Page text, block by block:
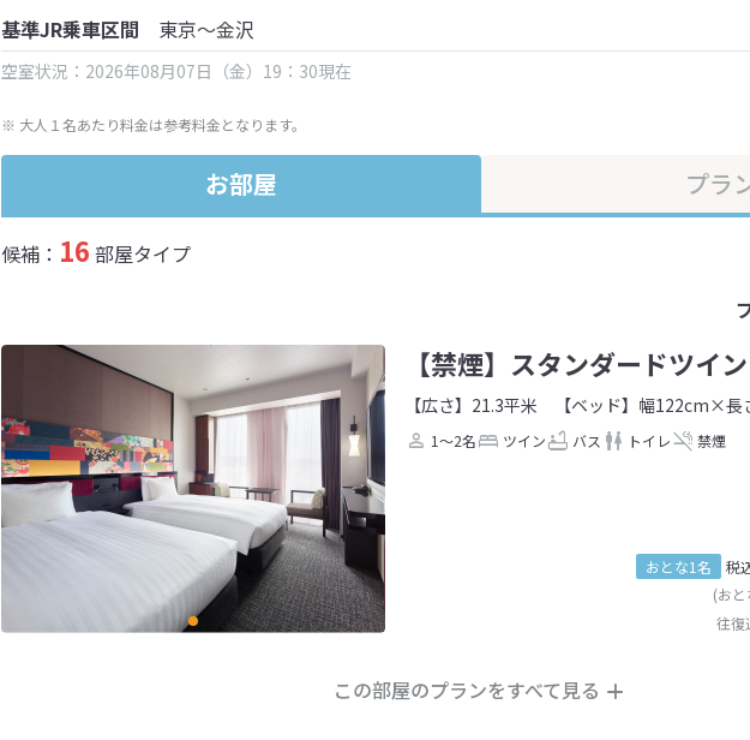
基準JR乗車区間 東京～金沢
空室状況：2026年08月07日（金）19：30現在
※ 大人１名あたり料金は参考料金となります。
お部屋 プラ
候補： 16 部屋タイプ
【禁煙】スタンダードツイン
【広さ】21.3平米 【ベッド】幅122cm×長
1～2名 ツイン バス トイレ 禁煙
おとな1名 税
(お
往復
この部屋のプランをすべて見る